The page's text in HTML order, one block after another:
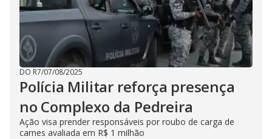
DO R7/07/08/2025
Polícia Militar reforça presença
no Complexo da Pedreira
Ação visa prender responsáveis por roubo de carga de
carnes avaliada em R$ 1 milhão